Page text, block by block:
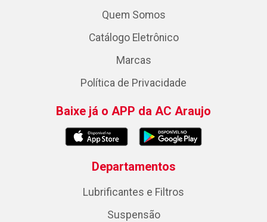
Quem Somos
Catálogo Eletrônico
Marcas
Política de Privacidade
Baixe já o APP da AC Araujo
Departamentos
Lubrificantes e Filtros
Suspensão